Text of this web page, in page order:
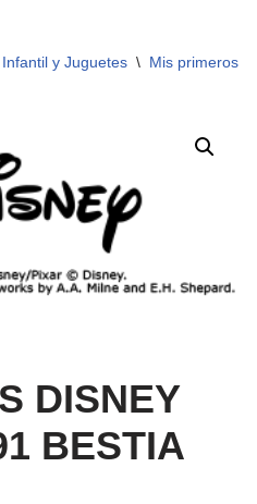
Infantil y Juguetes \ Mis primeros
DISNEY
BESTIA